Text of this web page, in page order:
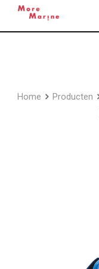
Home Producten